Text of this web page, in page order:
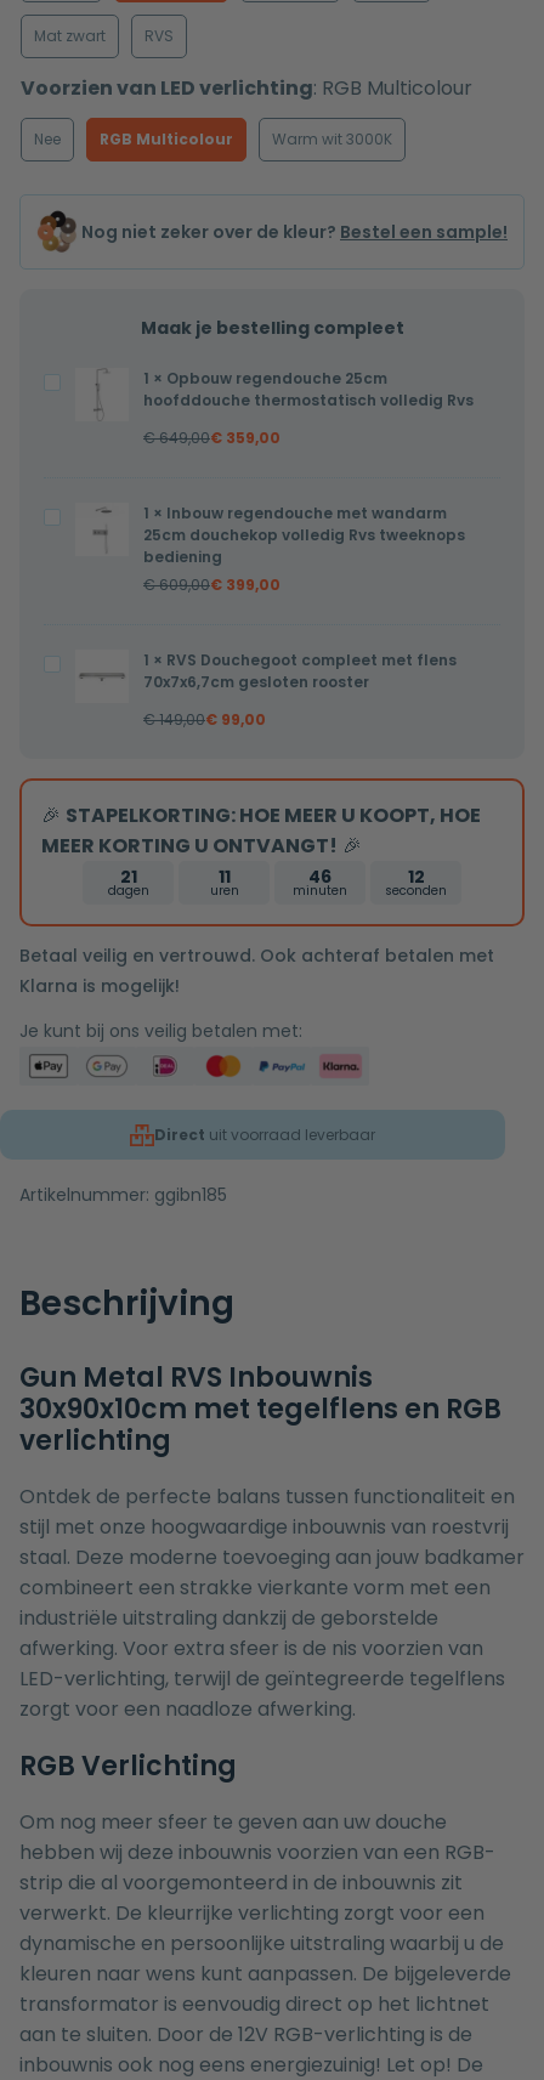
Mat zwart RVS
Voorzien van LED verlichting: RGB Multicolour
Nee RGB Multicolour Warm wit 3000K
Nog niet zeker over de kleur? Bestel een sample!
Maak je bestelling compleet
Opbouw
regendouche
thermostatisch
volledig
1 × Opbouw regendouche 25cm
hoofddouche thermostatisch volledig Rvs
€649,00€ 359,00
Inbouw
regendouche
douchekop
1 × Inbouw regendouche met wandarm
25cm douchekop volledig Rvs tweeknops
bediening
€609,00€ 399,00
Douchegoot
compleet
flens
70x7x6,7cm
gesloten
rooster
1 × RVS Douchegoot compleet met flens
70x7x6,7cm gesloten rooster
€149,00€ 99,00
🎉 STAPELKORTING: HOE MEER U KOOPT, HOE
MEER KORTING U ONTVANGT! 🎉
21
dagen
11
uren
46
minuten
11
seconden
Betaal veilig en vertrouwd. Ook achteraf betalen met
Klarna is mogelijk!
Je kunt bij ons veilig betalen met:
Direct uit voorraad leverbaar
Artikelnummer: ggibn185
Beschrijving
Gun Metal RVS Inbouwnis
30x90x10cm met tegelflens en RGB
verlichting
Ontdek de perfecte balans tussen functionaliteit en
stijl met onze hoogwaardige inbouwnis van roestvrij
staal. Deze moderne toevoeging aan jouw badkamer
combineert een strakke vierkante vorm met een
industriële uitstraling dankzij de geborstelde
afwerking. Voor extra sfeer is de nis voorzien van
LED-verlichting, terwijl de geïntegreerde tegelflens
zorgt voor een naadloze afwerking.
RGB Verlichting
Om nog meer sfeer te geven aan uw douche
hebben wij deze inbouwnis voorzien van een RGB-
strip die al voorgemonteerd in de inbouwnis zit
verwerkt. De kleurrijke verlichting zorgt voor een
dynamische en persoonlijke uitstraling waarbij u de
kleuren naar wens kunt aanpassen. De bijgeleverde
transformator is eenvoudig direct op het lichtnet
aan te sluiten. Door de 12V RGB-verlichting is de
inbouwnis ook nog eens energiezuinig! Let op! De